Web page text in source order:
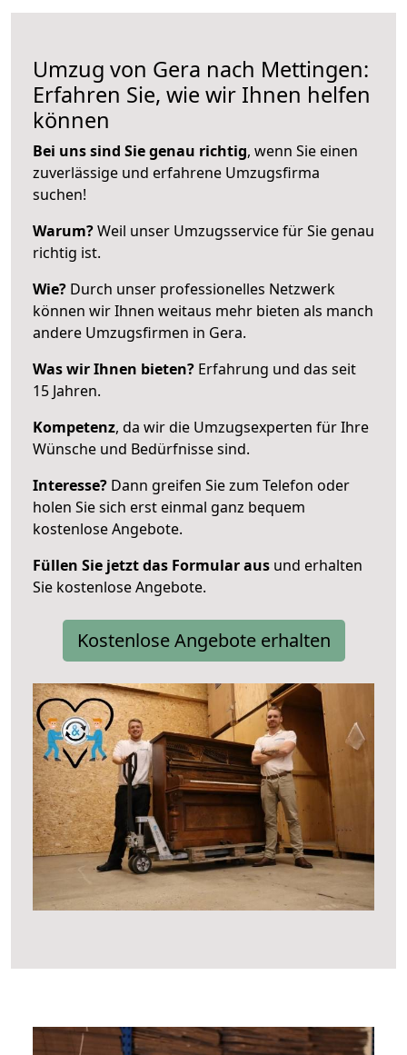
Umzug von Gera nach Mettingen:
Erfahren Sie, wie wir Ihnen helfen
können
Bei uns sind Sie genau richtig, wenn Sie einen
zuverlässige und erfahrene Umzugsfirma
suchen!
Warum?Weil unser Umzugsservice für Sie genau
richtig ist.
Wie? Durch unser professionelles Netzwerk
können wir Ihnen weitaus mehr bieten als manch
andere Umzugsfirmen in Gera.
Was wir Ihnen bieten? Erfahrung und das seit
15 Jahren.
Kompetenz, da wir die Umzugsexperten für Ihre
Wünsche und Bedürfnisse sind.
Interesse? Dann greifen Sie zum Telefon oder
holen Sie sich erst einmal ganz bequem
kostenlose Angebote.
Füllen Sie jetzt das Formular aus und erhalten
Sie kostenlose Angebote.
Kostenlose Angebote erhalten